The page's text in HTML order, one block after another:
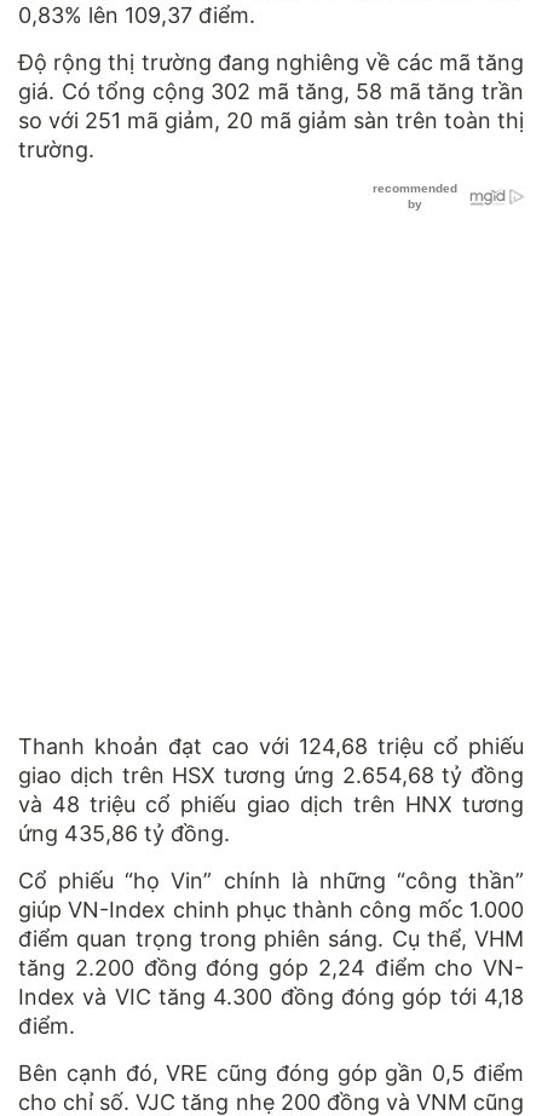
0,83% lên 109,37 điểm.
Độ rộng thị trường đang nghiêng về các mã tăng
giá. Có tổng cộng 302 mã tăng, 58 mã tăng trần
so với 251 mã giảm, 20 mã giảm sàn trên toàn thị
trường.
Thanh khoản đạt cao với 124,68 triệu cổ phiếu
giao dịch trên HSX tương ứng 2.654,68 tỷ đồng
và 48 triệu cổ phiếu giao dịch trên HNX tương
ứng 435,86 tỷ đồng.
Cổ phiếu “họ Vin” chính là những “công thần”
giúp VN-Index chinh phục thành công mốc 1.000
điểm quan trọng trong phiên sáng. Cụ thể, VHM
tăng 2.200 đồng đóng góp 2,24 điểm cho VN-
Index và VIC tăng 4.300 đồng đóng góp tới 4,18
điểm.
Bên cạnh đó, VRE cũng đóng góp gần 0,5 điểm
cho chỉ số. VJC tăng nhẹ 200 đồng và VNM cũng